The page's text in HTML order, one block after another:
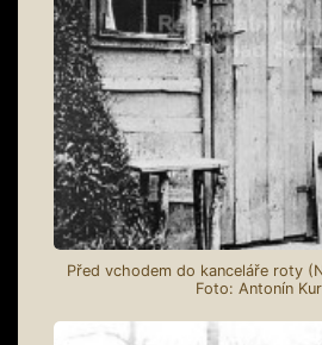
Před vchodem do kanceláře roty
Foto: Antonín